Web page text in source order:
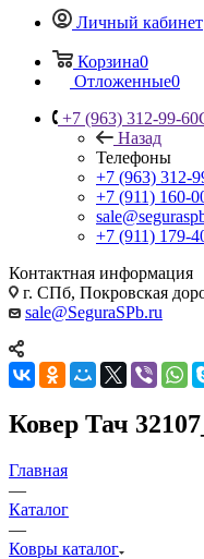
Личный кабинет
Корзина0
Отложенные0
+7 (963) 312-99-60
Назад
Телефоны
+7 (963) 312-
+7 (911) 160-
+7 (911) 179-
Контактная информация
г. СПб, Покровская
sale@SeguraSPb.ru
Ковер Тач
Главная
—
Каталог
—
Ковры каталог